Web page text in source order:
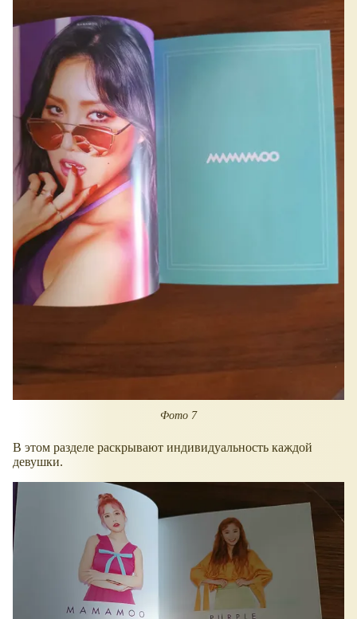
Фото 7
В этом разделе раскрывают индивидуальность каждой
девушки.